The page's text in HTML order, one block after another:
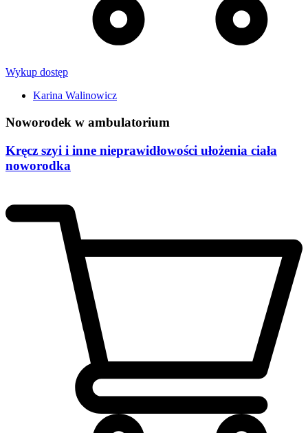
Wykup dostęp
Karina Walinowicz
Noworodek w ambulatorium
Kręcz szyi i inne nieprawidłowości ułożenia ciała
noworodka